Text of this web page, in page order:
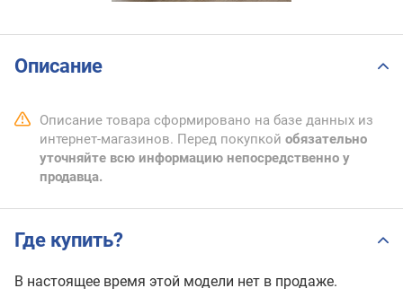
Описание
Описание товара сформировано на базе данных из
интернет-магазинов. Перед покупкой обязательно
уточняйте всю информацию непосредственно у
продавца.
Где купить?
В настоящее время этой модели нет в продаже.